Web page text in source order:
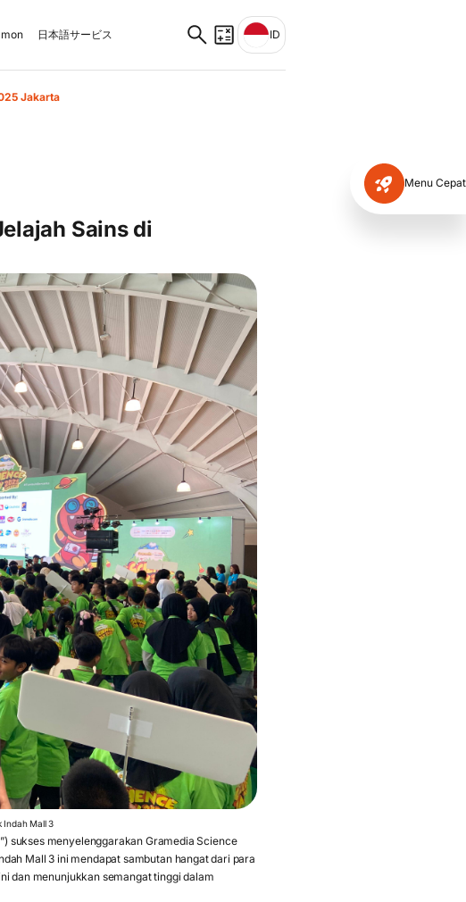
日本語サービス ID
Jakarta
Menu Cepat
Sains di
Indah Mall 3
sukses menyelenggarakan Gramedia Science
Mall 3 ini mendapat sambutan hangat dari para
dan menunjukkan semangat tinggi dalam